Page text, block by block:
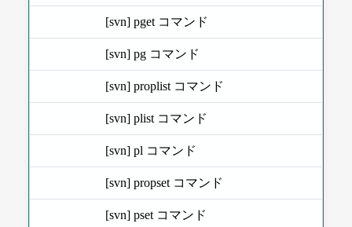
[svn] pget コマンド
[svn] pg コマンド
[svn] proplist コマンド
[svn] plist コマンド
[svn] pl コマンド
[svn] propset コマンド
[svn] pset コマンド